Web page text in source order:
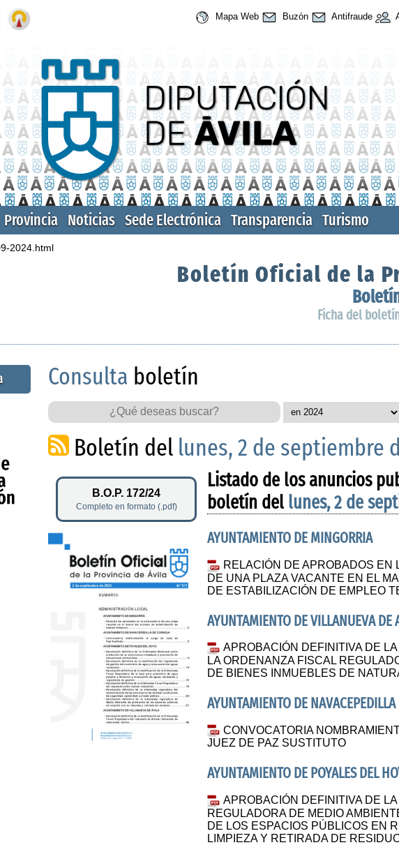
Mapa Web Buzón Antifraude
Provincia Noticias Sede Electrónica Transparencia Turismo
2024.html
Boletín Oficial de la
Ficha del
Consulta boletín
Boletín del lunes, 2 de septiembre
B.O.P. 172/24
Completo en formato (.pdf)
Listado de los anuncios
boletín del lunes, 2 de
AYUNTAMIENTO DE MINGORRIA
RELACIÓN DE APROBADOS EN
DE UNA PLAZA VACANTE EN EL
DE ESTABILIZACIÓN DE EMPLEO
AYUNTAMIENTO DE VILLANUEVA DE
APROBACIÓN DEFINITIVA DE
LA ORDENANZA FISCAL
DE BIENES INMUEBLES DE
AYUNTAMIENTO DE NAVACEPEDILLA
CONVOCATORIA
JUEZ DE PAZ SUSTITUTO
AYUNTAMIENTO DE POYALES DEL
APROBACIÓN DEFINITIVA DE
REGULADORA DE MEDIO
DE LOS ESPACIOS PÚBLICOS EN
LIMPIEZA Y RETIRADA DE